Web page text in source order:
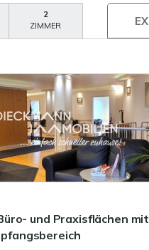
2
ZIMMER
und Praxisflächen mit